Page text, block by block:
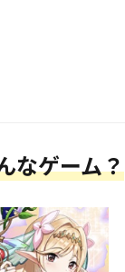
なゲーム？